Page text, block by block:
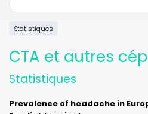
Search
Statistiques
CTA et autres
Statistiques
Prevalence of headache in